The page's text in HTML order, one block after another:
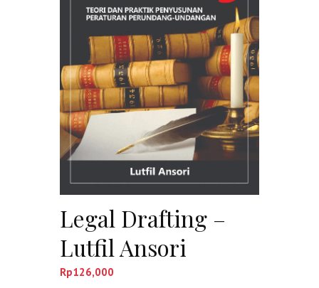
Legal Drafting –
Lutfil Ansori
Rp126,000